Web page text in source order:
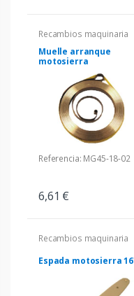
Recambios maquinaria
Muelle arranque
motosierra
Referencia: MG45-18-02
6,61 €
Recambios maquinaria
Espada motosierra